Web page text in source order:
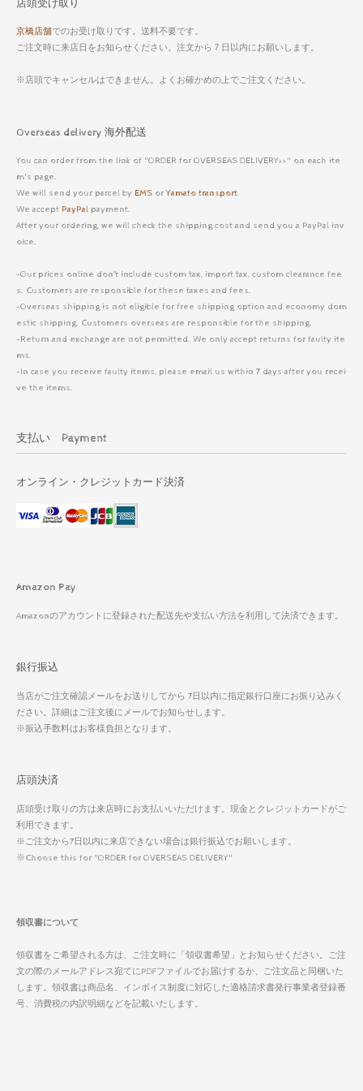
店頭受け取り
京橋店舗でのお受け取りです。送料不要です。
ご注文時に来店日をお知らせください。注文から７日以内にお願いします。
※店頭でキャンセルはできません。よくお確かめの上でご注文ください。
Overseas delivery 海外配送
You can order from the link of "ORDER for OVERSEAS DELIVERY>>" on each ite
m's page.
We will send your parcel by EMS orYamato transport.
We accept PayPal payment.
After your ordering, we will check the shipping cost and send you a PayPal inv
oice.
-Our prices online don’t include custom tax, import tax, custom clearance fee
s. Customers are responsible for these taxes and fees.
-Overseas shipping is not eligible for free shipping option and economy dom
estic shipping. Customers overseas are responsible for the shipping.
-Return and exchange are not permitted. We only accept returns for faulty ite
ms.
-In case you receive faulty items, please email us within 7 days after you recei
ve the items.
支払い Payment
オンライン・クレジットカード決済
Amazon Pay
Amazonのアカウントに登録された配送先や支払い方法を利用して決済できます。
銀行振込
当店がご注文確認メールをお送りしてから 7日以内に指定銀行口座にお振り込みく
ださい。詳細はご注文後にメールでお知らせします。
※振込手数料はお客様負担となります。
店頭決済
店頭受け取りの方は来店時にお支払いいただけます。現金とクレジットカードがご
利用できます。
※ご注文から7日以内に来店できない場合は銀行振込でお願いします。
※Choose this for "ORDER for OVERSEAS DELIVERY"
領収書について
領収書をご希望される方は、ご注文時に「領収書希望」とお知らせください。ご注
文の際のメールアドレス宛てにPDFファイルでお届けするか、ご注文品と同梱いた
します。領収書は商品名、インボイス制度に対応した適格請求書発行事業者登録番
号、消費税の内訳明細などを記載いたします。